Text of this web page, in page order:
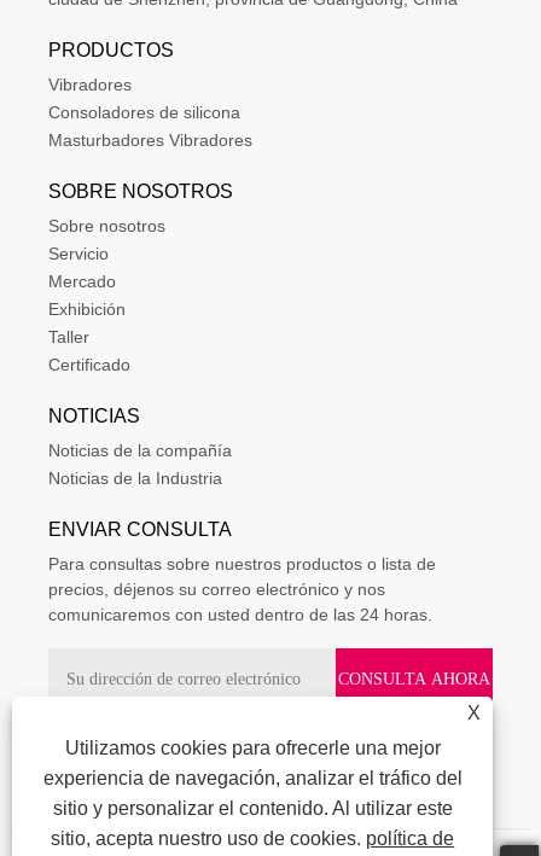
PRODUCTOS
Vibradores
Consoladores de silicona
Masturbadores Vibradores
SOBRE NOSOTROS
Sobre nosotros
Servicio
Mercado
Exhibición
Taller
Certificado
NOTICIAS
Noticias de la compañía
Noticias de la Industria
ENVIAR CONSULTA
Para consultas sobre nuestros productos o lista de
precios, déjenos su correo electrónico y nos
comunicaremos con usted dentro de las 24 horas.
X
Utilizamos cookies para ofrecerle una mejor
experiencia de navegación, analizar el tráfico del
sitio y personalizar el contenido. Al utilizar este
sitio, acepta nuestro uso de cookies. política de